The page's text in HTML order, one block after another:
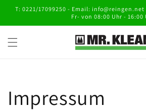
zum
T: 0221/17099250 - Email:
Fr- von 08:00 Uhr - 16:00
Impressum